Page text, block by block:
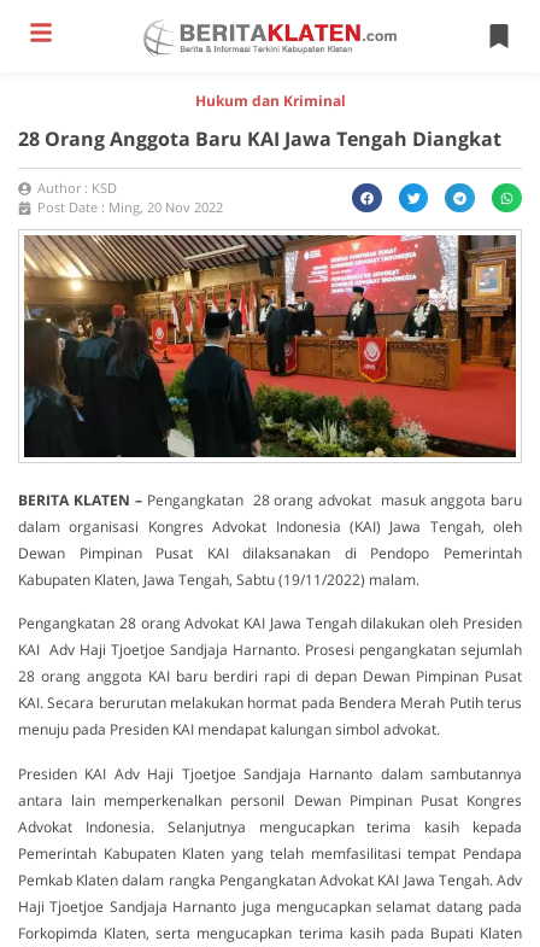
Hukum dan Kriminal
28 Orang Anggota Baru KAI Jawa Tengah Diangkat
Author : KSD
Post Date : Ming, 20 Nov 2022
BERITA KLATEN – Pengangkatan 28 orang advokat masuk anggota baru
dalam organisasi Kongres Advokat Indonesia (KAI) Jawa Tengah, oleh
Dewan Pimpinan Pusat KAI dilaksanakan di Pendopo Pemerintah
Kabupaten Klaten, Jawa Tengah, Sabtu (19/11/2022) malam.
Pengangkatan 28 orang Advokat KAI Jawa Tengah dilakukan oleh Presiden
KAI Adv Haji Tjoetjoe Sandjaja Harnanto. Prosesi pengangkatan sejumlah
28 orang anggota KAI baru berdiri rapi di depan Dewan Pimpinan Pusat
KAI. Secara berurutan melakukan hormat pada Bendera Merah Putih terus
menuju pada Presiden KAI mendapat kalungan simbol advokat.
Presiden KAI Adv Haji Tjoetjoe Sandjaja Harnanto dalam sambutannya
antara lain memperkenalkan personil Dewan Pimpinan Pusat Kongres
Advokat Indonesia. Selanjutnya mengucapkan terima kasih kepada
Pemerintah Kabupaten Klaten yang telah memfasilitasi tempat Pendapa
Pemkab Klaten dalam rangka Pengangkatan Advokat KAI Jawa Tengah. Adv
Haji Tjoetjoe Sandjaja Harnanto juga mengucapkan selamat datang pada
Forkopimda Klaten, serta mengucapkan terima kasih pada Bupati Klaten